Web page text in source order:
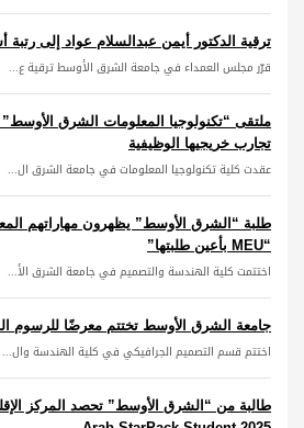
ترقية الدكتور أيمن عبدالسلام عواد إلى رتبة
قرّر مجلس العمداء في جامعة الشرق الأوسط ترقية ع...
ملتقى “تكنولوجيا المعلومات الشرق
تجارب خريجيها الوظيفية
عقدت كلية تكنولوجيا المعلومات في جامعة الشرق ال...
طلبة “الشرق الأوسط” يظهرون مهاراتهم
“MEU بأعين طلبتها”
اختتمت كلية الهندسة والتصميم في جامعة الشرق الأ...
جامعة الشرق الأوسط تختتم معرضًا للرسوم
اختتم قسم التصميم الجرافيكي في كلية الهندسة وال...
طالبة من “الشرق الأوسط” تحصد المركز